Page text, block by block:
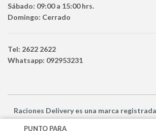
Sábado: 09:00 a 15:00 hrs.
Domingo: Cerrado
Tel: 2622 2622
Whatsapp: 092953231
Raciones Deliveryes una marca
Netbuy Uruguay SRL -© Todos los
PUNTO PARA